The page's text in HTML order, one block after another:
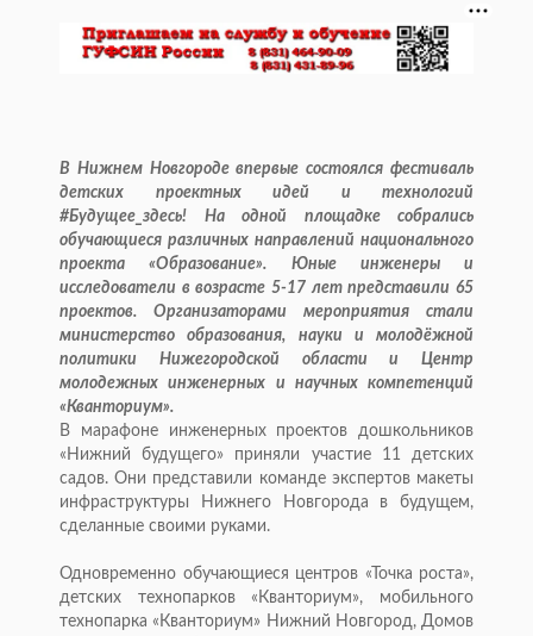
В Нижнем Новгороде впервые состоялся фестиваль
детских проектных идей и технологий
#Будущее_здесь! На одной площадке собрались
обучающиеся различных направлений национального
проекта «Образование». Юные инженеры и
исследователи в возрасте 5-17 лет представили 65
проектов. Организаторами мероприятия стали
министерство образования, науки и молодёжной
политики Нижегородской области и Центр
молодежных инженерных и научных компетенций
«Кванториум».
В марафоне инженерных проектов дошкольников
«Нижний будущего» приняли участие 11 детских
садов. Они представили команде экспертов макеты
инфраструктуры Нижнего Новгорода в будущем,
сделанные своими руками.
Одновременно обучающиеся центров «Точка роста»,
детских технопарков «Кванториум», мобильного
технопарка «Кванториум» Нижний Новгород, Домов